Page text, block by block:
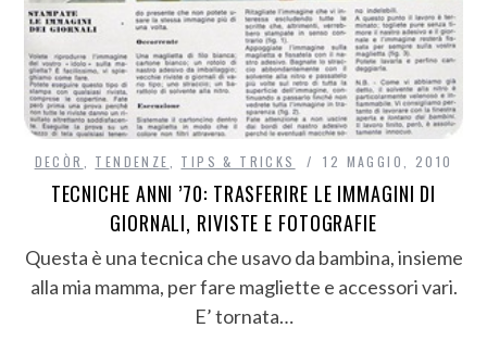
DECÒR TENDENZE TIPS & TRICKS 12 MAGGIO, 2010
TECNICHE ANNI ’70: TRASFERIRE LE IMMAGINI DI
GIORNALI, RIVISTE E FOTOGRAFIE
Questa è una tecnica che usavo da bambina, insieme
alla mia mamma, per fare magliette e accessori vari.
E’ tornata…